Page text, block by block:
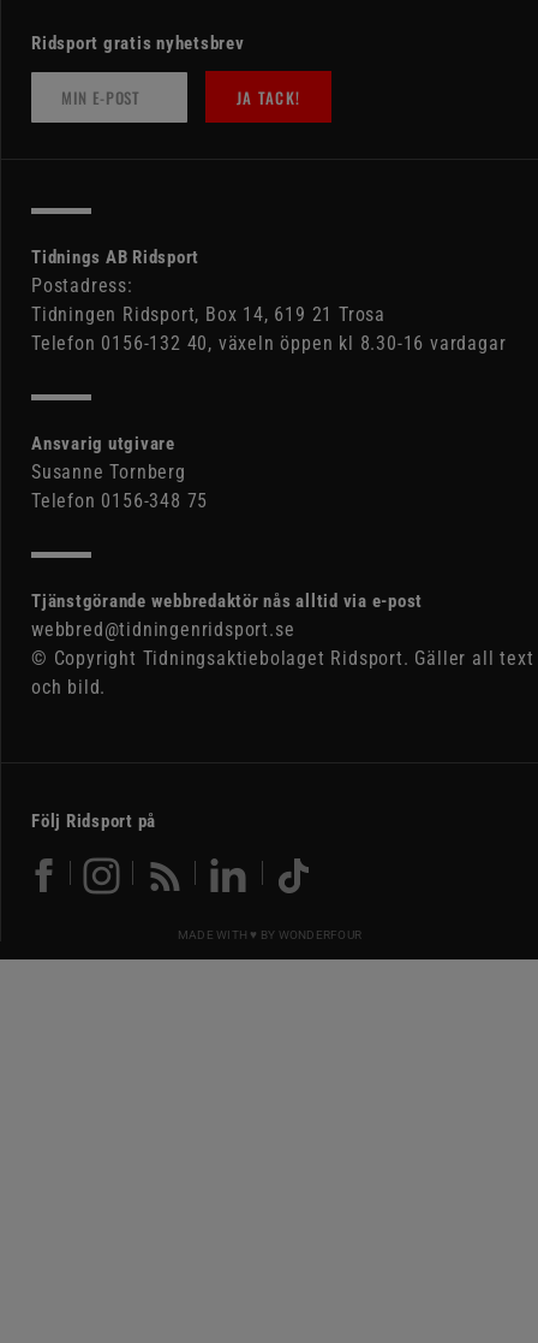
Ridsport gratis nyhetsbrev
JA TACK!
Tidnings AB Ridsport
Postadress:
Tidningen Ridsport, Box 14, 619 21 Trosa
Telefon 0156-132 40, växeln öppen kl 8.30-16 vardagar
Ansvarig utgivare
Susanne Tornberg
Telefon 0156-348 75
Tjänstgörande webbredaktör nås alltid via e-post
webbred@tidningenridsport.se
© Copyright Tidningsaktiebolaget Ridsport. Gäller all text
och bild.
Följ Ridsport på
MADE WITH ♥ BY WONDERFOUR